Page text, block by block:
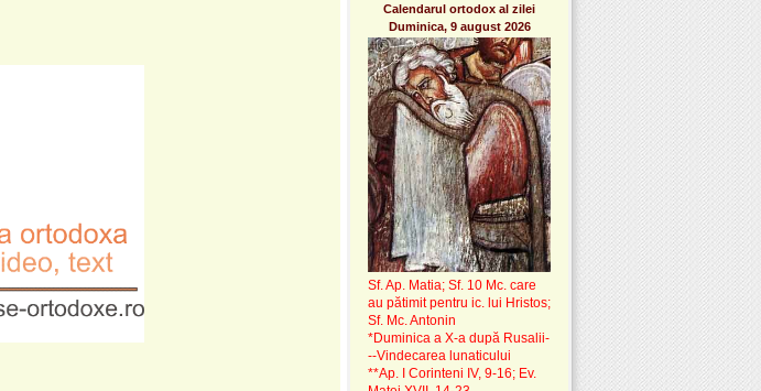
Calendarul ortodox al zilei
Duminica, 9 august 2026
Sf. Ap. Matia; Sf. 10 Mc. care
au pătimit pentru ic. lui Hristos;
Sf. Mc. Antonin
*Duminica a X-a după Rusalii-
--Vindecarea lunaticului
**Ap. I Corinteni IV, 9-16; Ev.